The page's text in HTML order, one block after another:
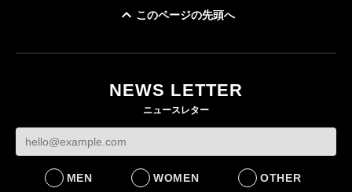
FASHION
このページの先頭へ
NEWS LETTER
ニュースレター
MEN WOMEN OTHER